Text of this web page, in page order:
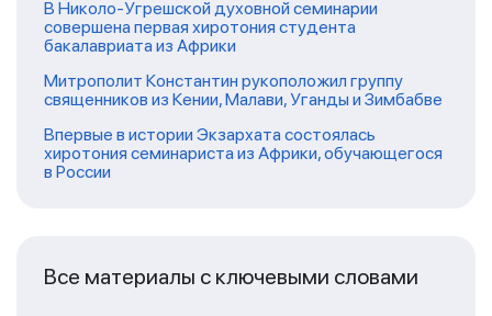
В Николо-Угрешской духовной семинарии
совершена первая хиротония студента
бакалавриата из Африки
Митрополит Константин рукоположил группу
священников из Кении, Малави, Уганды и Зимбабве
Впервые в истории Экзархата состоялась
хиротония семинариста из Африки, обучающегося
в России
Все материалы с ключевыми словами